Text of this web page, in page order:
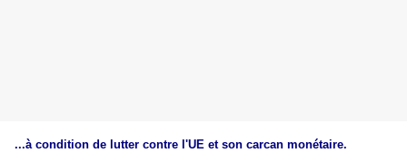
...à condition de lutter contre l'UE et son carcan monétaire.